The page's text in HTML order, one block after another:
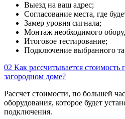
Выезд на ваш адрес;
Согласование места, где
Замер уровня сигнала;
Монтаж необходимого
Итоговое тестирование;
Подключение выбранного
02 Как рассчитывается стоимость
загородном доме?
Рассчет стоимости, по большей
оборудования, которое будет
подключения.